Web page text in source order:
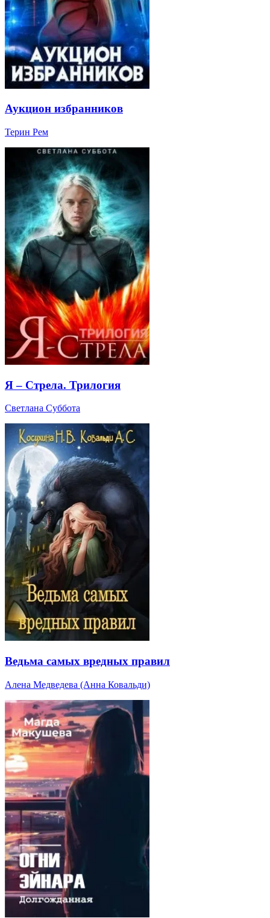
Аукцион избранников
Терин Рем
Я – Стрела. Трилогия
Светлана Суббота
Ведьма самых вредных правил
Алена Медведева (Анна Ковальди)